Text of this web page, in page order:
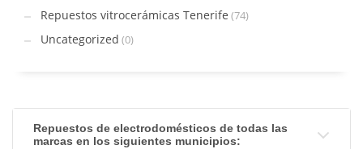
Repuestos vitrocerámicas Tenerife (74)
Uncategorized (0)
Repuestos de electrodomésticos de todas las
marcas en los siguientes municipios: